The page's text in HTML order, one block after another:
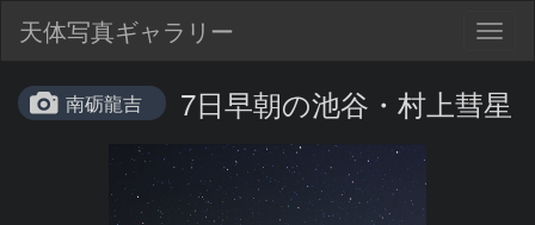
天体写真ギャラリー
南砺龍吉 7日早朝の池谷・村上彗星